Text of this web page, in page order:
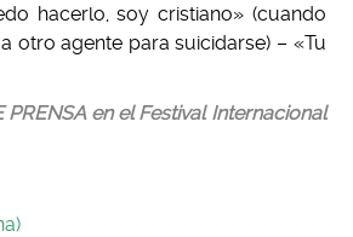
hacerlo, soy cristiano» (cuando
otro agente para suicidarse) – «Tu
PRENSA en el Festival Internacional